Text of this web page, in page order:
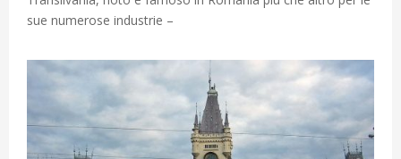
sue numerose industrie –